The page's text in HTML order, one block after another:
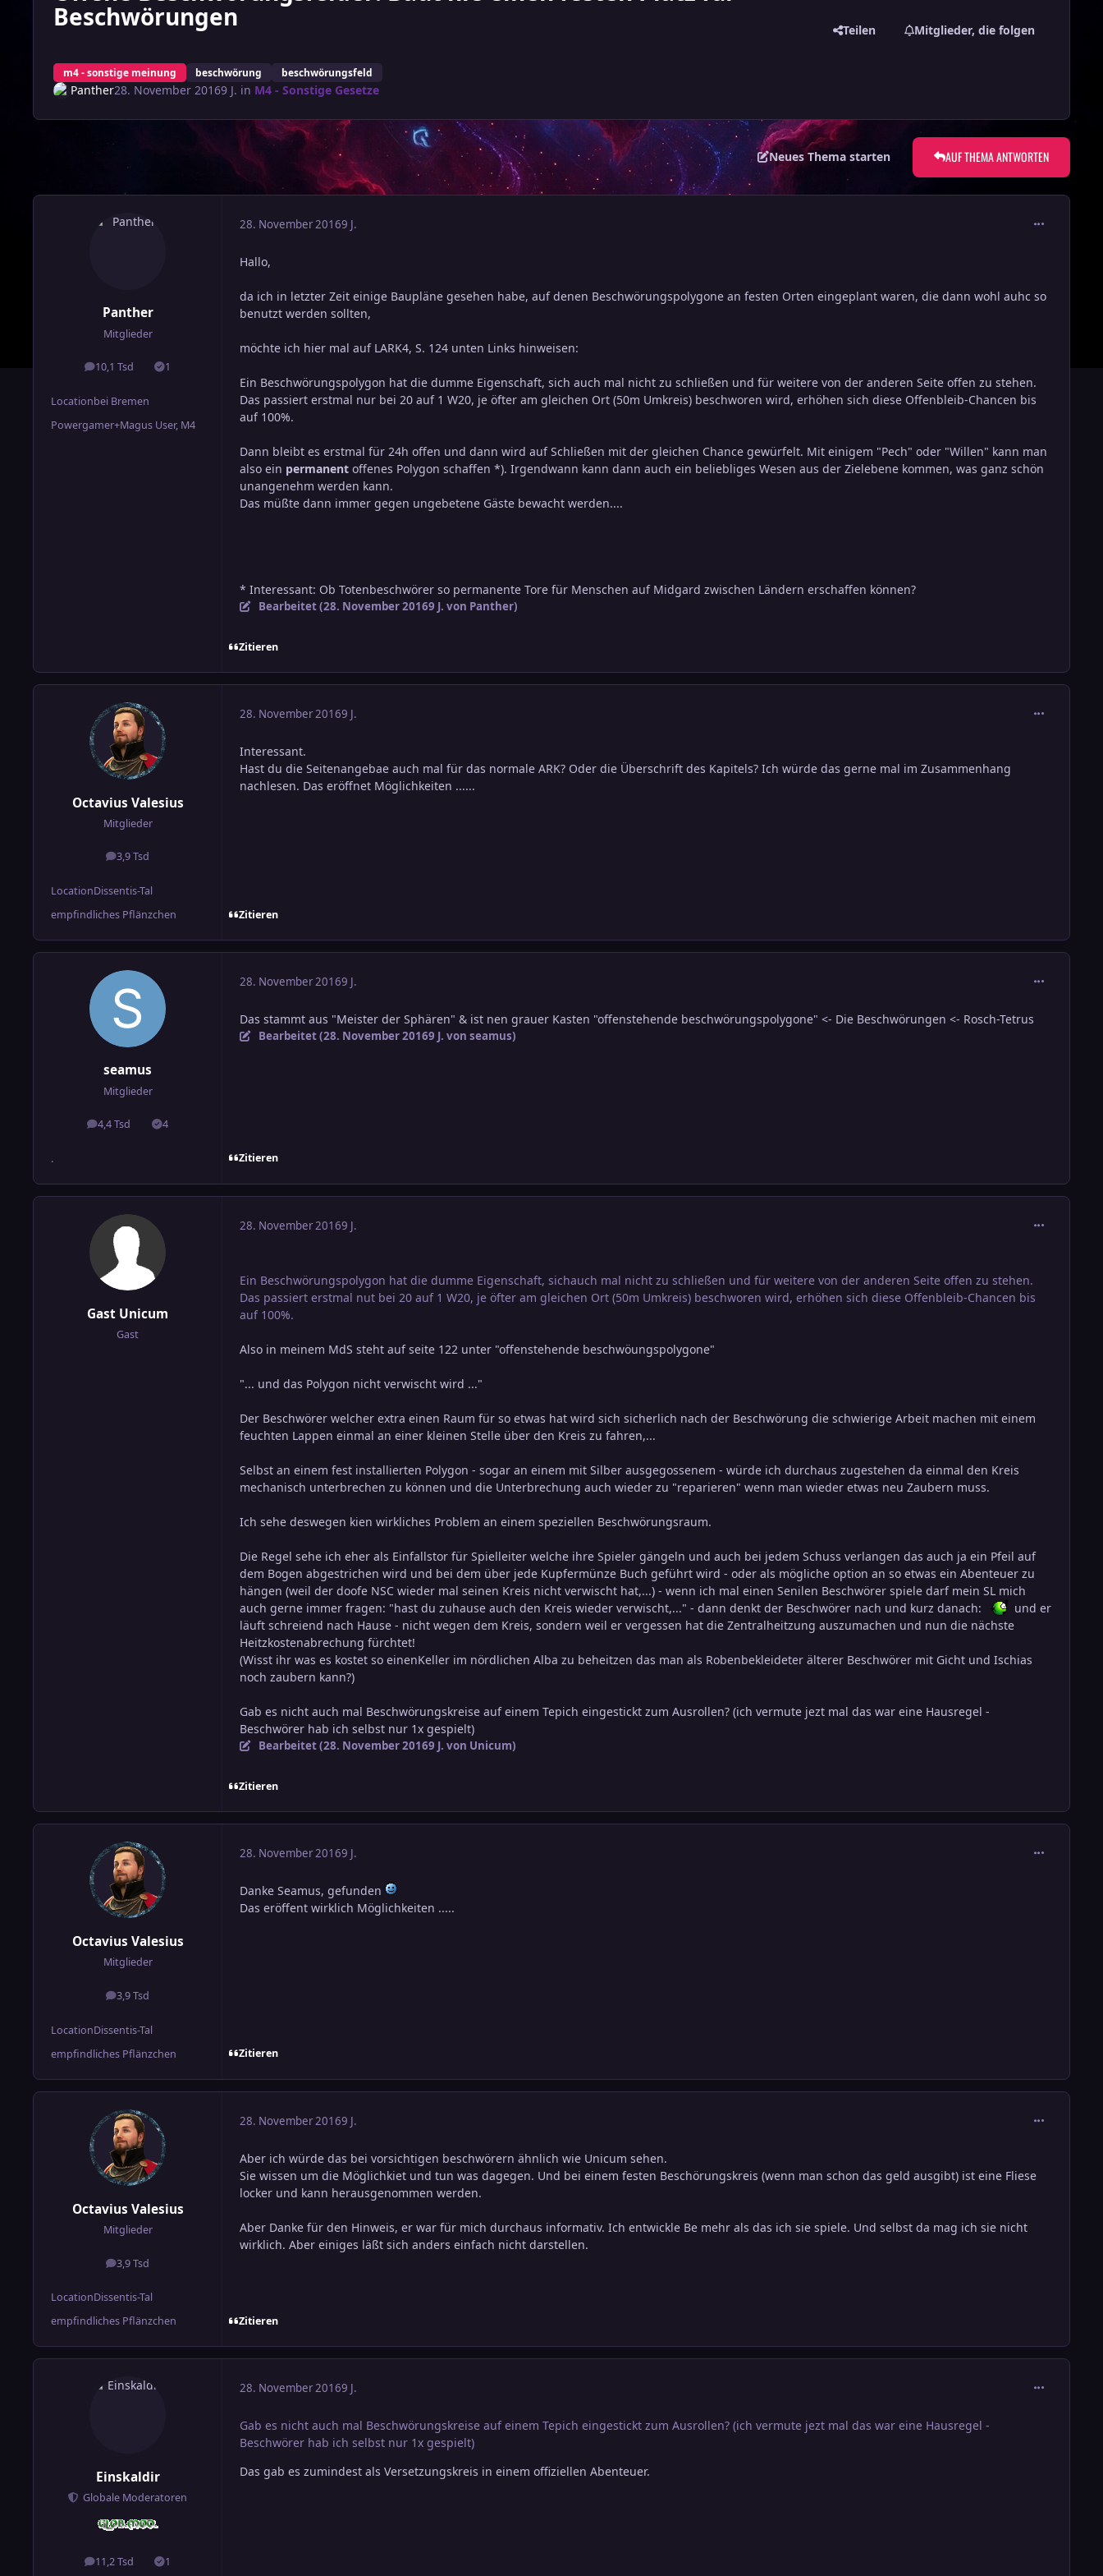
Beschwörungen
m4 - sonstige meinung beschwörung beschwörungsfeld
Teilen Mitglieder, die folgen
Panther28. November 20169 J. in M4 - Sonstige Gesetze
Neues Thema starten AUF THEMA ANTWORTEN
Panther
Mitglieder
10,1 Tsd
Beiträge 1
Lösungen
Locationbei Bremen
Powergamer+Magus User, M4
28. November 20169 J.
Hallo,
da ich in letzter Zeit einige Baupläne gesehen habe, auf denen Beschwörungspolygone an festen Orten eingeplant waren, die dann wohl auhc so
benutzt werden sollten,
möchte ich hier mal auf LARK4, S. 124 unten Links hinweisen:
Ein Beschwörungspolygon hat die dumme Eigenschaft, sich auch mal nicht zu schließen und für weitere von der anderen Seite offen zu stehen.
Das passiert erstmal nur bei 20 auf 1 W20, je öfter am gleichen Ort (50m Umkreis) beschworen wird, erhöhen sich diese Offenbleib-Chancen bis
auf 100%.
Dann bleibt es erstmal für 24h offen und dann wird auf Schließen mit der gleichen Chance gewürfelt. Mit einigem "Pech" oder "Willen" kann man
also ein permanent offenes Polygon schaffen *). Irgendwann kann dann auch ein beliebliges Wesen aus der Zielebene kommen, was ganz schön
unangenehm werden kann.
Das müßte dann immer gegen ungebetene Gäste bewacht werden....
* Interessant: Ob Totenbeschwörer so permanente Tore für Menschen auf Midgard zwischen Ländern erschaffen können?
Bearbeitet (28. November 20169 J. von Panther)
Zitieren
Octavius Valesius
Mitglieder
3,9 Tsd
Beiträge
LocationDissentis-Tal
empfindliches Pflänzchen
28. November 20169 J.
Interessant.
Hast du die Seitenangebae auch mal für das normale ARK? Oder die Überschrift des Kapitels? Ich würde das gerne mal im Zusammenhang
nachlesen. Das eröffnet Möglichkeiten ......
Zitieren
seamus
Mitglieder
4,4 Tsd
Beiträge 4
Lösungen
.
28. November 20169 J.
Das stammt aus "Meister der Sphären" & ist nen grauer Kasten "offenstehende beschwörungspolygone" <- Die Beschwörungen <- Rosch-Tetrus
Bearbeitet (28. November 20169 J. von seamus)
Zitieren
Gast Unicum
Gast
28. November 20169 J.
Ein Beschwörungspolygon hat die dumme Eigenschaft, sichauch mal nicht zu schließen und für weitere von der anderen Seite offen zu stehen.
Das passiert erstmal nut bei 20 auf 1 W20, je öfter am gleichen Ort (50m Umkreis) beschworen wird, erhöhen sich diese Offenbleib-Chancen bis
auf 100%.
Also in meinem MdS steht auf seite 122 unter "offenstehende beschwöungspolygone"
"... und das Polygon nicht verwischt wird ..."
Der Beschwörer welcher extra einen Raum für so etwas hat wird sich sicherlich nach der Beschwörung die schwierige Arbeit machen mit einem
feuchten Lappen einmal an einer kleinen Stelle über den Kreis zu fahren,...
Selbst an einem fest installierten Polygon - sogar an einem mit Silber ausgegossenem - würde ich durchaus zugestehen da einmal den Kreis
mechanisch unterbrechen zu können und die Unterbrechung auch wieder zu "reparieren" wenn man wieder etwas neu Zaubern muss.
Ich sehe deswegen kien wirkliches Problem an einem speziellen Beschwörungsraum.
Die Regel sehe ich eher als Einfallstor für Spielleiter welche ihre Spieler gängeln und auch bei jedem Schuss verlangen das auch ja ein Pfeil auf
dem Bogen abgestrichen wird und bei dem über jede Kupfermünze Buch geführt wird - oder als mögliche option an so etwas ein Abenteuer zu
hängen (weil der doofe NSC wieder mal seinen Kreis nicht verwischt hat,...) - wenn ich mal einen Senilen Beschwörer spiele darf mein SL mich
auch gerne immer fragen: "hast du zuhause auch den Kreis wieder verwischt,..." - dann denkt der Beschwörer nach und kurz danach:
und er
läuft schreiend nach Hause - nicht wegen dem Kreis, sondern weil er vergessen hat die Zentralheitzung auszumachen und nun die nächste
Heitzkostenabrechung fürchtet!
(Wisst ihr was es kostet so einenKeller im nördlichen Alba zu beheitzen das man als Robenbekleideter älterer Beschwörer mit Gicht und Ischias
noch zaubern kann?)
Gab es nicht auch mal Beschwörungskreise auf einem Tepich eingestickt zum Ausrollen? (ich vermute jezt mal das war eine Hausregel -
Beschwörer hab ich selbst nur 1x gespielt)
Bearbeitet (28. November 20169 J. von Unicum)
Zitieren
Octavius Valesius
Mitglieder
3,9 Tsd
Beiträge
LocationDissentis-Tal
empfindliches Pflänzchen
28. November 20169 J.
Danke Seamus, gefunden
Das eröffent wirklich Möglichkeiten .....
Zitieren
Octavius Valesius
Mitglieder
3,9 Tsd
Beiträge
LocationDissentis-Tal
empfindliches Pflänzchen
28. November 20169 J.
Aber ich würde das bei vorsichtigen beschwörern ähnlich wie Unicum sehen.
Sie wissen um die Möglichkiet und tun was dagegen. Und bei einem festen Beschörungskreis (wenn man schon das geld ausgibt) ist eine Fliese
locker und kann herausgenommen werden.
Aber Danke für den Hinweis, er war für mich durchaus informativ. Ich entwickle Be mehr als das ich sie spiele. Und selbst da mag ich sie nicht
wirklich. Aber einiges läßt sich anders einfach nicht darstellen.
Zitieren
Einskaldir
Globale Moderatoren
11,2 Tsd
Beiträge 1
Lösungen
28. November 20169 J.
Gab es nicht auch mal Beschwörungskreise auf einem Tepich eingestickt zum Ausrollen? (ich vermute jezt mal das war eine Hausregel -
Beschwörer hab ich selbst nur 1x gespielt)
Das gab es zumindest als Versetzungskreis in einem offiziellen Abenteuer.